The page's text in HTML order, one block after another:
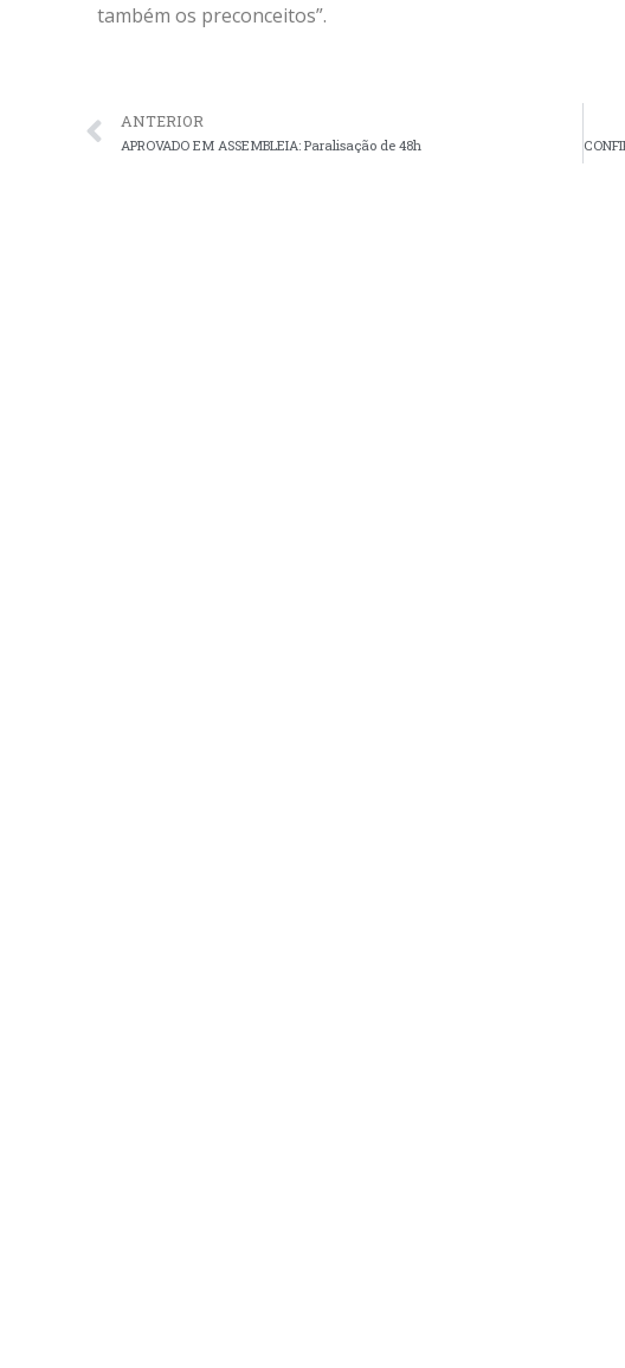
também os preconceitos”.
ANTERIOR
APROVADO EM ASSEMBLEIA: Paralisação de 48h